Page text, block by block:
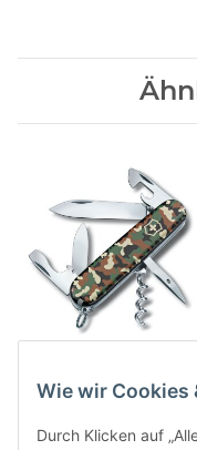
Offiziersm.
29,00 CHF*
Wie wir Cookies
Durch Klicken auf